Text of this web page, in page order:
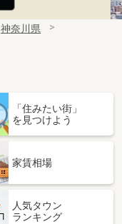
神奈川県
「住みたい街」
を見つけよう
家賃相場
人気タウン
ランキング